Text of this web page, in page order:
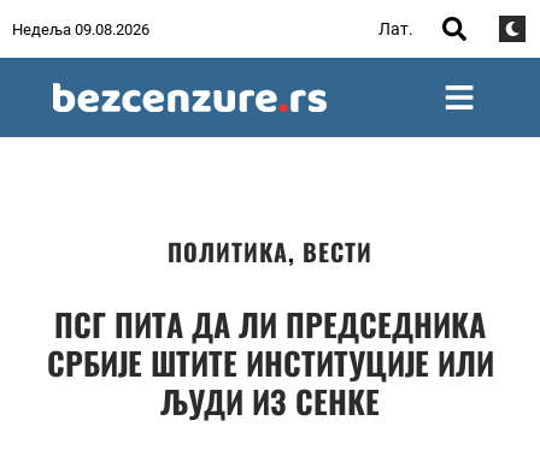
Недеља 09.08.2026 Лат.
ПОЛИТИКА, ВЕСТИ
ПСГ ПИТА ДА ЛИ ПРЕДСЕДНИКА
СРБИЈЕ ШТИТЕ ИНСТИТУЦИЈЕ ИЛИ
ЉУДИ ИЗ СЕНКЕ